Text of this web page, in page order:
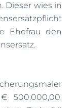
Dieser wies in
Ehefrau den
500.000,00.